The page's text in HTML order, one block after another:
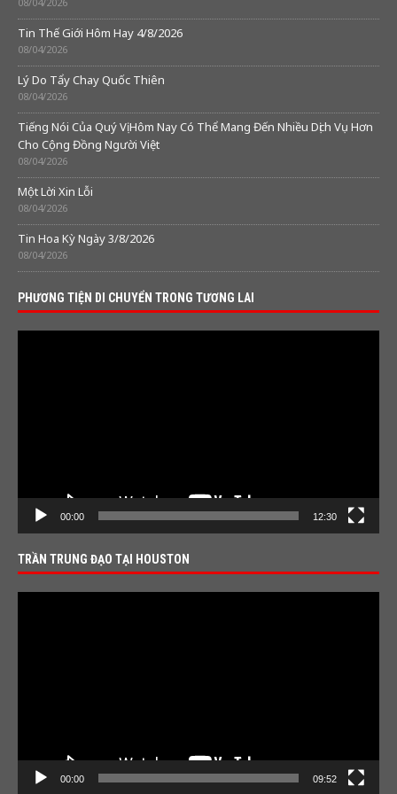
Tin Thế Giới Hôm Hay 4/8/2026
08/04/2026
Lý Do Tẩy Chay Quốc Thiên
08/04/2026
Tiếng Nói Của Quý Vị Hôm Nay Có Thể Mang Đến Nhiều Dịch Vụ Hơn
Cho Cộng Đồng Người Việt
08/04/2026
Một Lời Xin Lỗi
08/04/2026
Tin Hoa Kỳ Ngày 3/8/2026
08/04/2026
PHƯƠNG TIỆN DI CHUYỂN TRONG TƯƠNG LAI
00:00 12:30
TRẦN TRUNG ĐẠO TẠI HOUSTON
00:00 09:52